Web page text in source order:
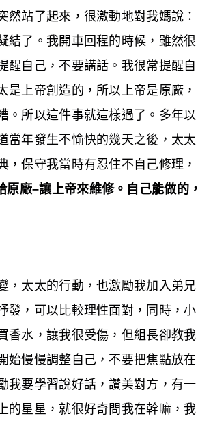
站了起來，很激動地對我媽說：
結了。我開車回程的時候，雖然很
自己，不要講話。我很常提醒自
上帝創造的，所以上帝是原廠，
。所以這件事就這樣過了。多年以
當年發生不愉快的幾天之後，太太
保守我當時有忍住不自己修理，
原廠–讓上帝來維修。自己能做的，
，太太的行動，也激勵我加入弟兄
發，可以比較理性面對，同時，小
香水，讓我很受傷，但組長卻教我
始慢慢調整自己，不要把焦點放在
我要學習說好話，讚美對方，有一
的星星，就很好奇問我在幹嘛，我